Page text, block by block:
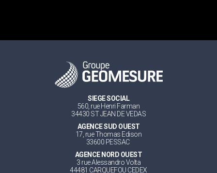
SIEGE SOCIAL
560, rue Henri Farman
34430 ST JEAN DE VEDAS
AGENCE SUD OUEST
17, rue Thomas Edison
33600 PESSAC
AGENCE NORD OUEST
3 rue Alessandro Volta
44481 CARQUEFOU CEDEX